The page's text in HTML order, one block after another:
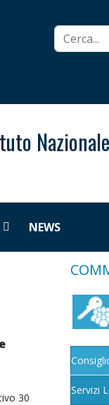
Cerca...
NEWS
30
Servizi